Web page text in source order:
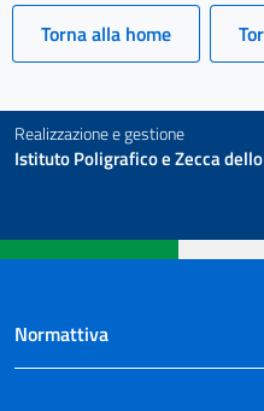
Torna alla home
Realizzazione e gestione
Istituto Poligrafico e Zecca
Normattiva